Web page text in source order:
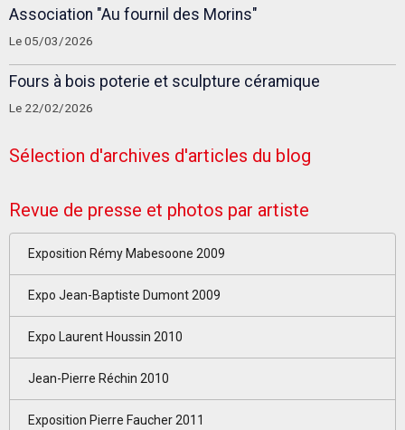
Association "Au fournil des Morins"
Le 05/03/2026
Fours à bois poterie et sculpture céramique
Le 22/02/2026
Sélection d'archives d'articles du blog
Revue de presse et photos par artiste
Exposition Rémy Mabesoone 2009
Expo Jean-Baptiste Dumont 2009
Expo Laurent Houssin 2010
Jean-Pierre Réchin 2010
Exposition Pierre Faucher 2011